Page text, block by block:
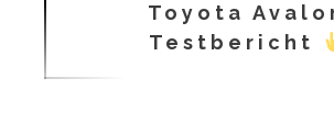
Toyota
Testbericht